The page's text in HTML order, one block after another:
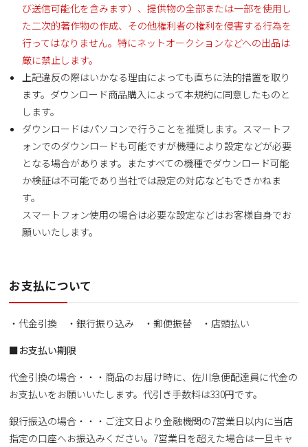
び送信可能化を含みます）、提供物の全部または一部を使用し
た二次的著作物の作成、その他権利者の権利を侵害する行為を
行ってはなりません。特にネットオークションなどへの出品は
厳に禁止します。
上記違反の際はいかなる理由によっても直ちに法的措置を取り
ます。ダウンロード商品購入によって本規約に同意したものと
します。
ダウンロードはパソコンで行うことを推奨します。スマートフ
ォンでのダウンロードも可能ですが機種により設定などが必要
となる場合があります。またすべての機種でダウンロード可能
か検証は不可能であり当社では設定の対応などもできかねま
す。
スマートフォン使用の場合は必要な設定などはお客様自身でお
願いいたします。
お支払について
・代金引換 ・銀行振り込み ・郵便振替 ・店頭払い
■お支払い期限
代金引換の場合・・・商品のお届け時に、佐川急便配達員に代金の
お支払いをお願いいたします。代引き手数料は330円です。
銀行振込の場合・・・ご注文日より金融機関の7営業日以内に当店
指定の口座へお振込みください。7営業日を超えた場合は一旦キャ